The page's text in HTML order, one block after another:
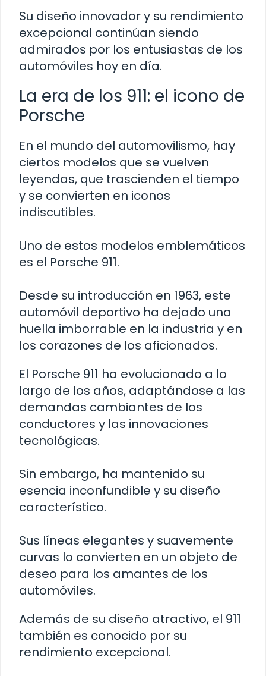
Su diseño innovador y su rendimiento
excepcional continúan siendo
admirados por los entusiastas de los
automóviles hoy en día.
La era de los 911: el icono de
Porsche
En el mundo del automovilismo, hay
ciertos modelos que se vuelven
leyendas, que trascienden el tiempo
y se convierten en iconos
indiscutibles.
Uno de estos modelos emblemáticos
es el Porsche 911.
Desde su introducción en 1963, este
automóvil deportivo ha dejado una
huella imborrable en la industria y en
los corazones de los aficionados.
El Porsche 911 ha evolucionado a lo
largo de los años, adaptándose a las
demandas cambiantes de los
conductores y las innovaciones
tecnológicas.
Sin embargo, ha mantenido su
esencia inconfundible y su diseño
característico.
Sus líneas elegantes y suavemente
curvas lo convierten en un objeto de
deseo para los amantes de los
automóviles.
Además de su diseño atractivo, el 911
también es conocido por su
rendimiento excepcional.